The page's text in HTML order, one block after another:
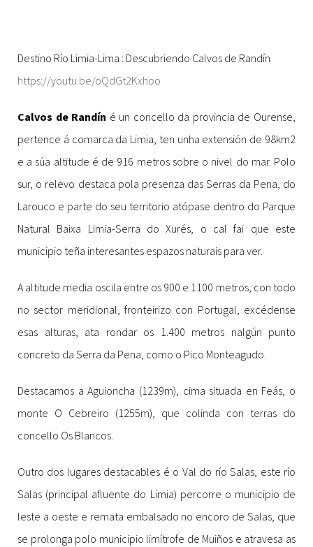
Destino Río Limia-Lima : Descubriendo Calvos de Randín
https://youtu.be/oQdGt2Kxhoo
Calvos de Randín é un concello da provincia de Ourense,
pertence á comarca da Limia, ten unha extensión de 98km2
e a súa altitude é de 916 metros sobre o nivel do mar. Polo
sur, o relevo destaca pola presenza das Serras da Pena, do
Larouco e parte do seu territorio atópase dentro do Parque
Natural Baixa Limia-Serra do Xurés, o cal fai que este
municipio teña interesantes espazos naturais para ver.
A altitude media oscila entre os 900 e 1100 metros, con todo
no sector meridional, fronteirizo con Portugal, excédense
esas alturas, ata rondar os 1.400 metros nalgún punto
concreto da Serra da Pena, como o Pico Monteagudo.
Destacamos a Aguioncha (1239m), cima situada en Feás, o
monte O Cebreiro (1255m), que colinda con terras do
concello Os Blancos.
Outro dos lugares destacables é o Val do río Salas, este río
Salas (principal afluente do Limia) percorre o municipio de
leste a oeste e remata embalsado no encoro de Salas, que
se prolonga polo municipio limítrofe de Muiños e atravesa as